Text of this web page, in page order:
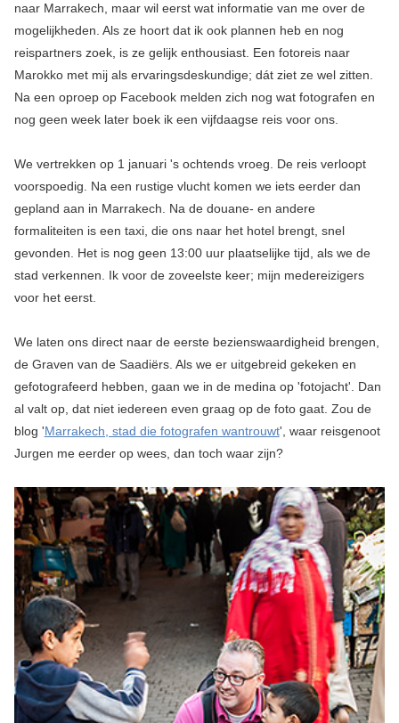
naar Marrakech, maar wil eerst wat informatie van me over de
mogelijkheden. Als ze hoort dat ik ook plannen heb en nog
reispartners zoek, is ze gelijk enthousiast. Een fotoreis naar
Marokko met mij als ervaringsdeskundige; dát ziet ze wel zitten.
Na een oproep op Facebook melden zich nog wat fotografen en
nog geen week later boek ik een vijfdaagse reis voor ons.
We vertrekken op 1 januari 's ochtends vroeg. De reis verloopt
voorspoedig. Na een rustige vlucht komen we iets eerder dan
gepland aan in Marrakech. Na de douane- en andere
formaliteiten is een taxi, die ons naar het hotel brengt, snel
gevonden. Het is nog geen 13:00 uur plaatselijke tijd, als we de
stad verkennen. Ik voor de zoveelste keer; mijn medereizigers
voor het eerst.
We laten ons direct naar de eerste bezienswaardigheid brengen,
de Graven van de Saadiërs. Als we er uitgebreid gekeken en
gefotografeerd hebben, gaan we in de medina op 'fotojacht'. Dan
al valt op, dat niet iedereen even graag op de foto gaat. Zou de
blog 'Marrakech, stad die fotografen wantrouwt', waar reisgenoot
Jurgen me eerder op wees, dan toch waar zijn?